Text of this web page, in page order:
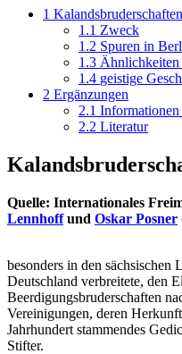
1 Kalandsbruderschaften
1.1 Zweck
1.2 Spuren in
1.3 Ähnlichkeiten
1.4 geistige
2 Ergänzungen
2.1 Informationen
2.2 Literatur
Quelle: Internationales
Lennhoffund Oskar Posner
besonders in den sächsischen
Deutschland verbreitete, den
Beerdigungsbruderschaften
Vereinigungen, deren
Jahrhundert stammendes
Stifter.